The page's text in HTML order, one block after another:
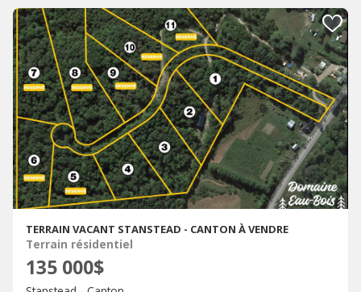
TERRAIN VACANT STANSTEAD - CANTON À VENDRE
Terrain résidentiel
135 000$